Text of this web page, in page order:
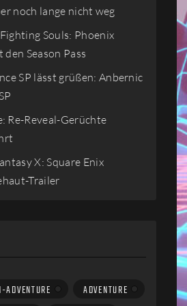
noch lange nicht weg
Souls: Phoenix
Season Pass
SP lässt grüßen: Anbernic
Re-Reveal-Gerüchte
X: Square Enix
Trailer
ADVENTURE
ADVENTURE